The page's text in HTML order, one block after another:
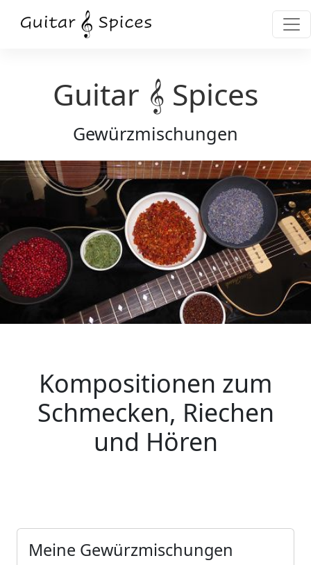
Guitar 𝄞 Spices
Gewürzmischungen
Kompositionen zum
Schmecken, Riechen
und Hören
Meine Gewürzmischungen